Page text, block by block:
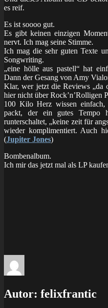
es reif.
Es ist soooo gut.
Es gibt keinen einzigen
nervt. Ich mag seine Stimme.
Ich mag die sehr guten Texte
Songwriting.
„eine hölle aus pastell“ hat
Dann der Gesang von Amy
Klar, wer jetzt die Reviews „da
hier nicht über Rock’n’Rolligen
100 Kilo Herz wissen
packt, der ein gutes Tempo
runterschaltet, „keine zeit für
wieder komplimentiert. Auch
(Jupiter Jones)
Bombenalbum.
Ich mir das jetzt mal als LP
Autor: felixfrantic